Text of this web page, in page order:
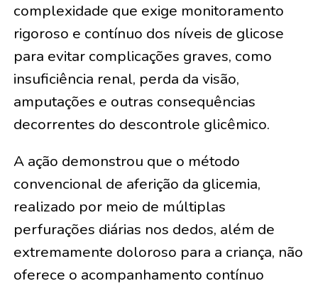
complexidade que exige monitoramento
rigoroso e contínuo dos níveis de glicose
para evitar complicações graves, como
insuficiência renal, perda da visão,
amputações e outras consequências
decorrentes do descontrole glicêmico.
A ação demonstrou que o método
convencional de aferição da glicemia,
realizado por meio de múltiplas
perfurações diárias nos dedos, além de
extremamente doloroso para a criança, não
oferece o acompanhamento contínuo